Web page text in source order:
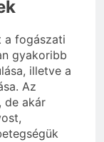
a fogászati
gyakoribb
illetve a
Az
de akár